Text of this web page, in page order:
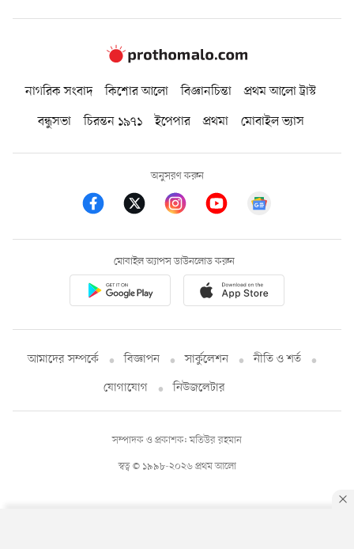
নাগরিক সংবাদ কিশোর আলো বিজ্ঞানচিন্তা
প্রথম আলো ট্রাস্ট
বন্ধুসভা
চিরন্তন ১৯৭১ ইপেপার প্রথমা মোবাইল ভ্যাস
অনুসরণ করুন
মোবাইল অ্যাপস ডাউনলোড করুন
আমাদের সম্পর্কে বিজ্ঞাপন সার্কুলেশন
নীতি ও শর্ত
যোগাযোগ
নিউজলেটার
স্বত্ব © ১৯৯৮-২০২৬ প্রথম আলো
সম্পাদক ও প্রকাশক: মতিউর রহমান